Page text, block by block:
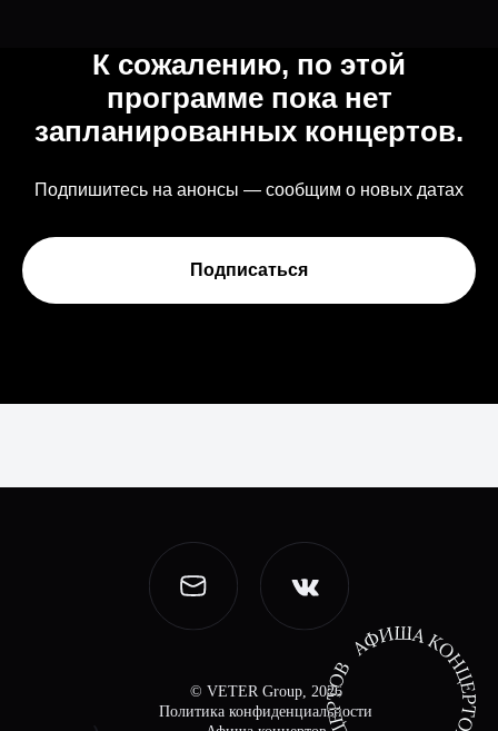
К сожалению, по этой
программе пока нет
запланированных концертов.
Подпишитесь на анонсы — сообщим о новых датах
Подписаться
© VETER Group, 2026
Политика конфиденциальности